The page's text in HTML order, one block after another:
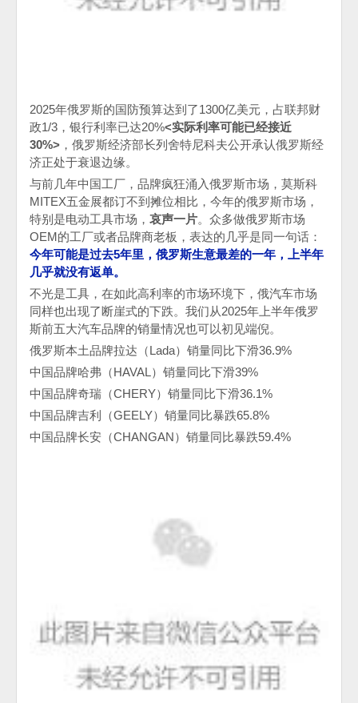
2025年俄罗斯的国防预算达到了1300亿美元，占联邦财
政1/3 ，银行利率已达20%<实际利率可能已经接近
30%> ，俄罗斯经济部长列舍特尼科夫公开承认俄罗斯经
济正处于衰退边缘。
与前几年中国工厂，品牌疯狂涌入俄罗斯市场，莫斯科
MITEX五金展都订不到摊位相比，今年的俄罗斯市场，
特别是电动工具市场， 哀声一片。众多做俄罗斯市场
OEM的工厂或者品牌商老板，表达的几乎是同一句话：
今年可能是过去5年里，俄罗斯生意最差的一年，上半年
几乎就没有返单。
不光是工具，在如此高利率的市场环境下，俄汽车市场
同样也出现了断崖式的下跌。我们从2025年上半年俄罗
斯前五大汽车品牌的销量情况也可以初见端倪。
俄罗斯本土品牌拉达（Lada）销量同比下滑36.9%
中国品牌哈弗（HAVAL）销量同比下滑39%
中国品牌奇瑞（CHERY）销量同比下滑36.1%
中国品牌吉利（GEELY）销量同比暴跌65.8%
中国品牌长安（CHANGAN）销量同比暴跌59.4%